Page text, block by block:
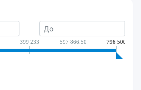
399 233 597 866.50 796 500